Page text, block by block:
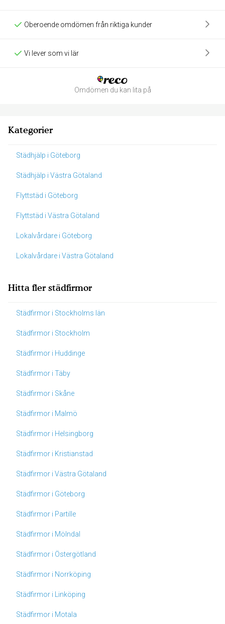
Oberoende omdömen från riktiga kunder
Vi lever som vi lär
Omdömen du kan lita på
Kategorier
Städhjälp i Göteborg
Städhjälp i Västra Götaland
Flyttstäd i Göteborg
Flyttstäd i Västra Götaland
Lokalvårdare i Göteborg
Lokalvårdare i Västra Götaland
Hitta fler städfirmor
Städfirmor i Stockholms län
Städfirmor i Stockholm
Städfirmor i Huddinge
Städfirmor i Täby
Städfirmor i Skåne
Städfirmor i Malmö
Städfirmor i Helsingborg
Städfirmor i Kristianstad
Städfirmor i Västra Götaland
Städfirmor i Göteborg
Städfirmor i Partille
Städfirmor i Mölndal
Städfirmor i Östergötland
Städfirmor i Norrköping
Städfirmor i Linköping
Städfirmor i Motala